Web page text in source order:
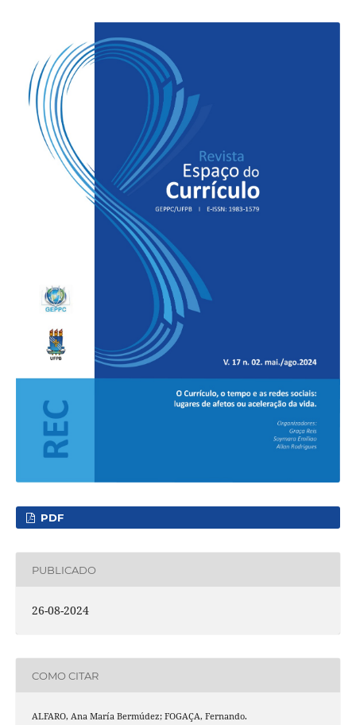
PDF
PUBLICADO
26-08-2024
COMO CITAR
ALFARO, Ana María Bermúdez; FOGAÇA, Fernando.